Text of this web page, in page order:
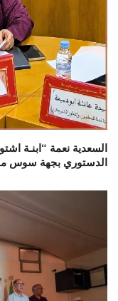
السعدية نعمة “ابنـة
الدستوري بجهة سوس